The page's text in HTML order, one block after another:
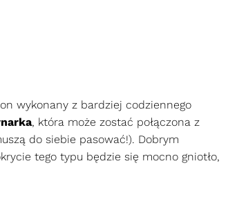
wykonany z bardziej codziennego
, która może zostać połączona z
do siebie pasować!). Dobrym
tego typu będzie się mocno gniotło,